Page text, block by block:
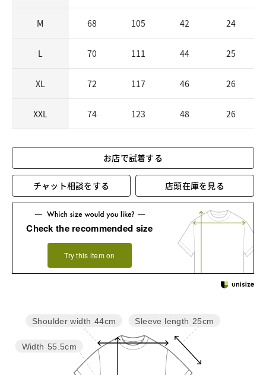
M 68 105 42 24
L 70 111 44 25
XL 72 117 46 26
XXL 74 123 48 26
お店で試着する
チャット相談をする 店頭在庫を見る
Check the recommended size
Try this item on
Sleeve length 25cm
Width 55.5cm
Shoulder width 44cm